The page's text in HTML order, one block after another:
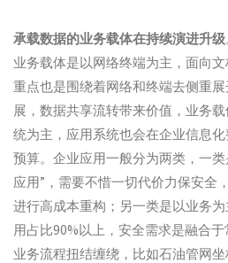
承载数据的业务载体在持续演进升级
业务载体是以网络终端为主，面向
重点也是围绕着网络和终端去侧重
展，数据共享流转带来价值，业务
统为主，应用系统也会在企业信息
预算。企业应用一般分为两类，一
应用”，需要不惜一切代价力保安全
进行高成本重构；另一类是以业务
用占比90%以上，安全需求是融合
业务流程扭结缠绕，比如石油管网